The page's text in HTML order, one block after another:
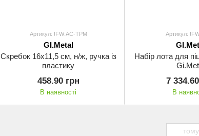
Артикул: !FW:AC-TPM
GI.Metal
Скребок 16x11,5 см, н/ж, ручка із
пластику
458.90 грн
В наявності
Артикул:
Набір лота для
7
В
тому